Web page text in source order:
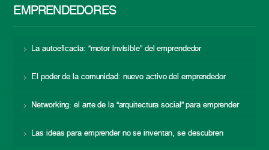
EMPRENDEDORES
La autoeficacia: “motor invisible” del emprendedor
El poder de la comunidad: nuevo activo del emprendedor
Networking: el arte de la “arquitectura social” para emprender
Las ideas para emprender no se inventan, se descubren